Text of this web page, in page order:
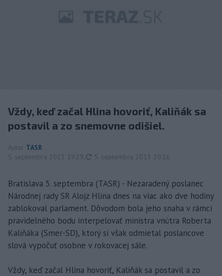
Vždy, keď začal Hlina hovoriť, Kaliňák sa
postavil a zo snemovne odišiel.
Autor TASR
5. septembra 2013 19:29
aktualizované
5. septembra 2013 20:16
Bratislava 5. septembra (TASR) - Nezaradený poslanec
Národnej rady SR Alojz Hlina dnes na viac ako dve hodiny
zablokoval parlament. Dôvodom bola jeho snaha v rámci
pravidelného bodu interpelovať ministra vnútra Roberta
Kaliňáka (Smer-SD), ktorý si však odmietal poslancove
slová vypočuť osobne v rokovacej sále.
Vždy, keď začal Hlina hovoriť, Kaliňák sa postavil a zo